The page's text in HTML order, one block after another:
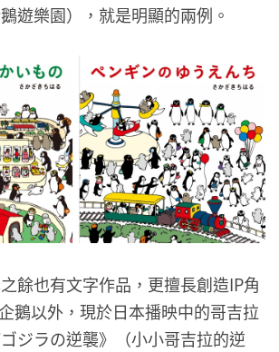
遊樂園），就是明顯的兩例。
餘也有文字作品，更擅長創造IP角
鵝以外，現於日本播映中的哥吉拉
ジラの逆襲》（小小哥吉拉的逆